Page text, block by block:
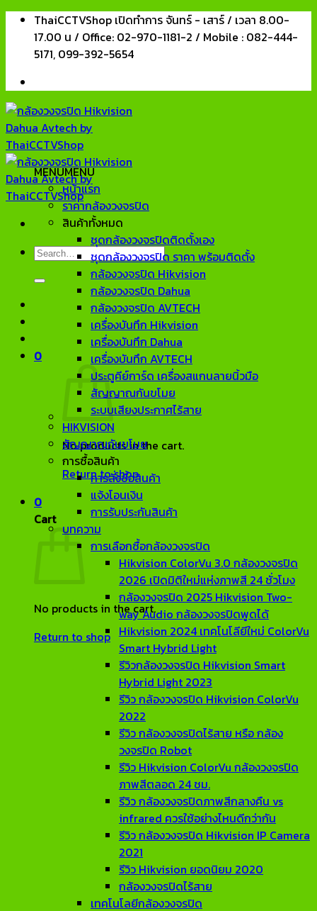
Skip
content
ThaiCCTVShop เปิดทำการ จันทร์ - เสาร์ / เวลา 8.00-
17.00 น / Office: 02-970-1181-2 / Mobile : 082-444-
5171, 099-392-5654
Search
0
No products in the cart.
Return to shop
0
Cart
No products in the cart.
Return to shop
MENUMENU
หน้าแรก
ราคากล้องวงจรปิด
สินค้าทั้งหมด
ชุดกล้องวงจรปิดติดตั้งเอง
ชุดกล้องวงจรปิด ราคา พร้อมติดตั้ง
กล้องวงจรปิด Hikvision
กล้องวงจรปิด Dahua
กล้องวงจรปิด AVTECH
เครื่องบันทึก Hikvision
เครื่องบันทึก Dahua
เครื่องบันทึก AVTECH
ประตูคีย์การ์ด เครื่องสแกนลายนิ้วมือ
สัญญาณกันขโมย
ระบบเสียงประกาศไร้สาย
HIKVISION
สัญญาณกันขโมย
การซื้อสินค้า
การสั่งซื้อสินค้า
แจ้งโอนเงิน
การรับประกันสินค้า
บทความ
การเลือกซื้อกล้องวงจรปิด
Hikvision ColorVu 3.0 กล้องวงจรปิด
2026 เปิดมิติใหม่แห่งภาพสี 24 ชั่วโมง
กล้องวงจรปิด 2025 Hikvision Two-
way Audio กล้องวงจรปิดพูดได้
Hikvision 2024 เทคโนโลียีใหม่ ColorVu
Smart Hybrid Light
รีวิวกล้องวงจรปิด Hikvision Smart
Hybrid Light 2023
รีวิว กล้องวงจรปิด Hikvision ColorVu
2022
รีวิว กล้องวงจรปิดไร้สาย หรือ กล้อง
วงจรปิด Robot
รีวิว Hikvision ColorVu กล้องวงจรปิด
ภาพสีตลอด 24 ชม.
รีวิว กล้องวงจรปิดภาพสีกลางคืน vs
infrared ควรใช้อย่างไหนดีกว่ากัน
รีวิว กล้องวงจรปิด Hikvision IP Camera
2021
รีวิว Hikvision ยอดนิยม 2020
กล้องวงจรปิดไร้สาย
เทคโนโลยีกล้องวงจรปิด